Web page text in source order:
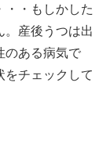
・・もしかした
。産後うつは出
のある病気で
をチェックして